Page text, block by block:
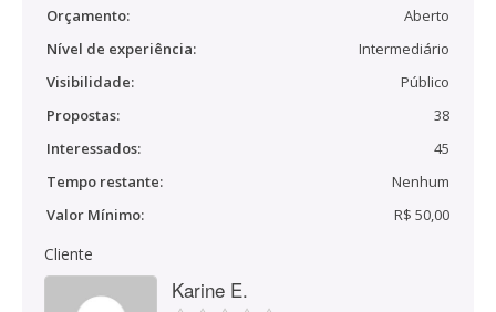
Orçamento:
Aberto
Nível de experiência:
Intermediário
Visibilidade:
Público
Propostas:
38
Interessados:
45
Tempo restante:
Nenhum
Valor Mínimo:
R$ 50,00
Cliente
Karine E.